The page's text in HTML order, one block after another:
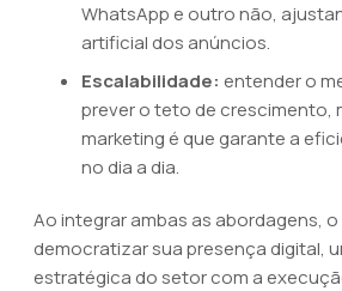
WhatsApp e outro não,
artificial dos anúncios.
Escalabilidade: entender o
prever o teto de crescimento,
marketing é que garante a
no dia a dia.
Ao integrar ambas as abordagens,
democratizar sua presença digital,
estratégica do setor com a